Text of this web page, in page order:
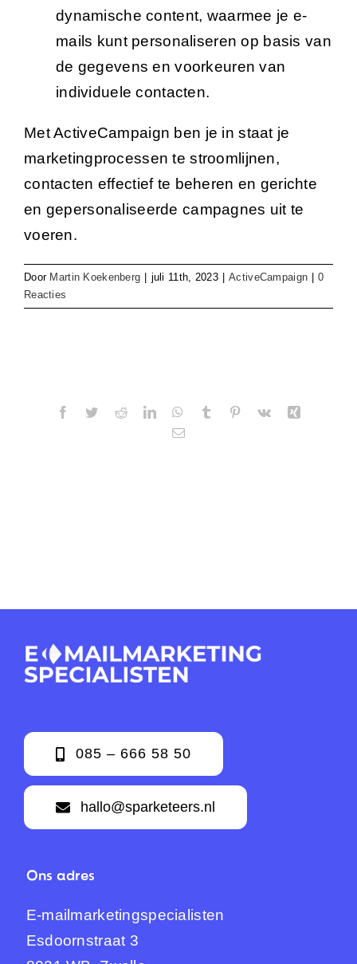
dynamische content, waarmee je e-
mails kunt personaliseren op basis van
de gegevens en voorkeuren van
individuele contacten.
Met ActiveCampaign ben je in staat je
marketingprocessen te stroomlijnen,
contacten effectief te beheren en gerichte
en gepersonaliseerde campagnes uit te
voeren.
Door Martin Koekenberg juli 11th, 2023 ActiveCampaign
0
Reacties
Facebook
TwitterRedditLinkedInWhatsApp
Tumblr Pinterest
Vk
E-
085 – 666 58 50
hallo@sparketeers.nl
Ons adres
E-mailmarketingspecialisten
Esdoornstraat 3